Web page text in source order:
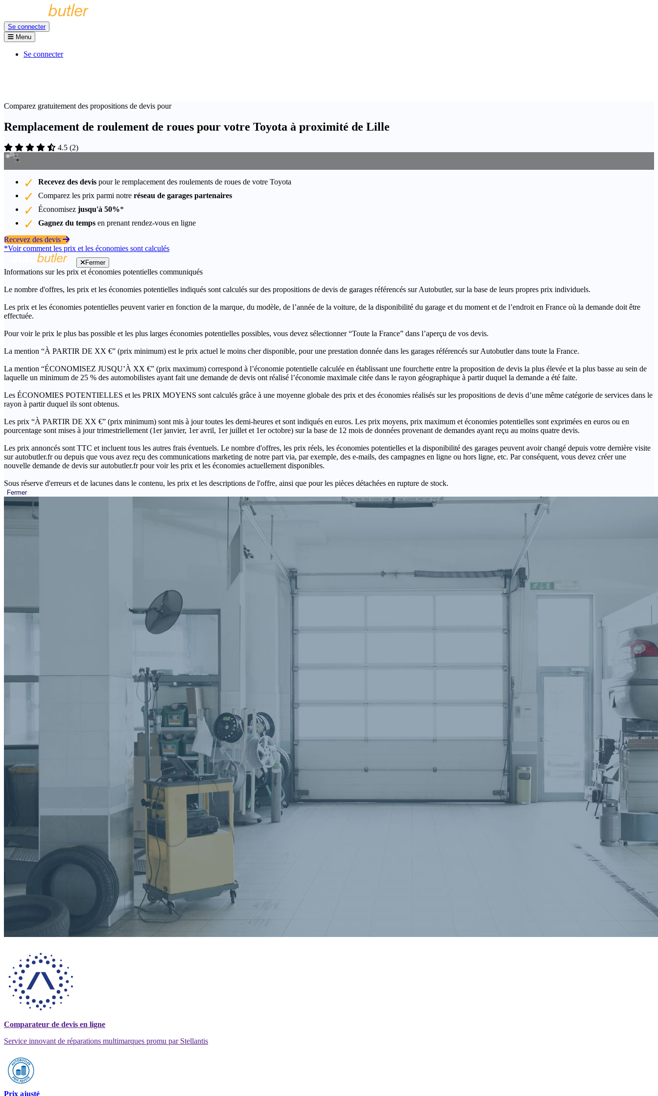
Se connecter
Menu
Se connecter
Comparez gratuitement des propositions de devis pour
Remplacement de roulement de roues pour votre Toyota à proximité de Lille
4.5 (2)
Recevez des devis pour le remplacement des roulements de roues de votre Toyota
Comparez les prix parmi notre réseau de garages partenaires
Économisez jusqu'à 50%*
Gagnez du temps en prenant rendez-vous en ligne
Recevez des devis
*Voir comment les prix et les économies sont calculés
Fermer
Informations sur les prix et économies potentielles communiqués
Le nombre d'offres, les prix et les économies potentielles indiqués sont calculés sur des propositions de devis de garages référencés sur Autobutler, sur la base de leurs propres prix individuels.
Les prix et les économies potentielles peuvent varier en fonction de la marque, du modèle, de l’année de la voiture, de la disponibilité du garage et du moment et de l’endroit en France où la demande doit être
effectuée.
Pour voir le prix le plus bas possible et les plus larges économies potentielles possibles, vous devez sélectionner “Toute la France” dans l’aperçu de vos devis.
La mention “À PARTIR DE XX €” (prix minimum) est le prix actuel le moins cher disponible, pour une prestation donnée dans les garages référencés sur Autobutler dans toute la France.
La mention “ÉCONOMISEZ JUSQU’À XX €” (prix maximum) correspond à l’économie potentielle calculée en établissant une fourchette entre la proposition de devis la plus élevée et la plus basse au sein de
laquelle un minimum de 25 % des automobilistes ayant fait une demande de devis ont réalisé l’économie maximale citée dans le rayon géographique à partir duquel la demande a été faite.
Les ÉCONOMIES POTENTIELLES et les PRIX MOYENS sont calculés grâce à une moyenne globale des prix et des économies réalisés sur les propositions de devis d’une même catégorie de services dans le
rayon à partir duquel ils sont obtenus.
Les prix “À PARTIR DE XX €” (prix minimum) sont mis à jour toutes les demi-heures et sont indiqués en euros. Les prix moyens, prix maximum et économies potentielles sont exprimées en euros ou en
pourcentage sont mises à jour trimestriellement (1er janvier, 1er avril, 1er juillet et 1er octobre) sur la base de 12 mois de données provenant de demandes ayant reçu au moins quatre devis.
Les prix annoncés sont TTC et incluent tous les autres frais éventuels. Le nombre d'offres, les prix réels, les économies potentielles et la disponibilité des garages peuvent avoir changé depuis votre dernière visite
sur autobutler.fr ou depuis que vous avez reçu des communications marketing de notre part via, par exemple, des e-mails, des campagnes en ligne ou hors ligne, etc. Par conséquent, vous devez créer une
nouvelle demande de devis sur autobutler.fr pour voir les prix et les économies actuellement disponibles.
Sous réserve d'erreurs et de lacunes dans le contenu, les prix et les descriptions de l'offre, ainsi que pour les pièces détachées en rupture de stock.
Fermer
Comparateur de devis en ligne
Service innovant de réparations multimarques promu par Stellantis
Prix ajusté